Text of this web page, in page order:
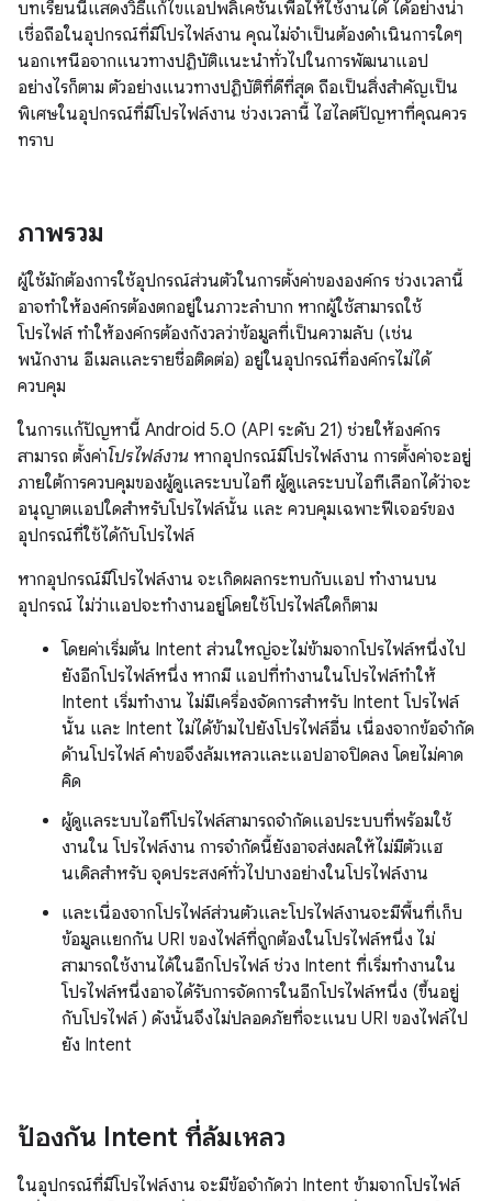
บทเรียนนี้แสดงวิธีแก้ไขแอปพลิเคชันเพื่อให้ใช้งานได้ ได้อย่างน่า
เชื่อถือในอุปกรณ์ที่มีโปรไฟล์งาน คุณไม่จำเป็นต้องดำเนินการใดๆ
นอกเหนือจากแนวทางปฏิบัติแนะนำทั่วไปในการพัฒนาแอป
อย่างไรก็ตาม ตัวอย่างแนวทางปฏิบัติที่ดีที่สุด ถือเป็นสิ่งสำคัญเป็น
พิเศษในอุปกรณ์ที่มีโปรไฟล์งาน ช่วงเวลานี้ ไฮไลต์ปัญหาที่คุณควร
ทราบ
ภาพรวม
ผู้ใช้มักต้องการใช้อุปกรณ์ส่วนตัวในการตั้งค่าขององค์กร ช่วงเวลานี้
อาจทำให้องค์กรต้องตกอยู่ในภาวะลำบาก หากผู้ใช้สามารถใช้
โปรไฟล์ ทำให้องค์กรต้องกังวลว่าข้อมูลที่เป็นความลับ (เช่น
พนักงาน อีเมลและรายชื่อติดต่อ) อยู่ในอุปกรณ์ที่องค์กรไม่ได้
ควบคุม
ในการแก้ปัญหานี้ Android 5.0 (API ระดับ 21) ช่วยให้องค์กร
สามารถ ตั้งค่าโปรไฟล์งาน หากอุปกรณ์มีโปรไฟล์งาน การตั้งค่าจะอยู่
ภายใต้การควบคุมของผู้ดูแลระบบไอที ผู้ดูแลระบบไอทีเลือกได้ว่าจะ
อนุญาตแอปใดสำหรับโปรไฟล์นั้น และ ควบคุมเฉพาะฟีเจอร์ของ
อุปกรณ์ที่ใช้ได้กับโปรไฟล์
หากอุปกรณ์มีโปรไฟล์งาน จะเกิดผลกระทบกับแอป ทำงานบน
อุปกรณ์ ไม่ว่าแอปจะทำงานอยู่โดยใช้โปรไฟล์ใดก็ตาม
โดยค่าเริ่มต้น Intent ส่วนใหญ่จะไม่ข้ามจากโปรไฟล์หนึ่งไป
ยังอีกโปรไฟล์หนึ่ง หากมี แอปที่ทำงานในโปรไฟล์ทำให้
Intent เริ่มทำงาน ไม่มีเครื่องจัดการสำหรับ Intent โปรไฟล์
นั้น และ Intent ไม่ได้ข้ามไปยังโปรไฟล์อื่น เนื่องจากข้อจำกัด
ด้านโปรไฟล์ คำขอจึงล้มเหลวและแอปอาจปิดลง โดยไม่คาด
คิด
ผู้ดูแลระบบไอทีโปรไฟล์สามารถจำกัดแอประบบที่พร้อมใช้
งานใน โปรไฟล์งาน การจำกัดนี้ยังอาจส่งผลให้ไม่มีตัวแฮ
นเดิลสำหรับ จุดประสงค์ทั่วไปบางอย่างในโปรไฟล์งาน
และเนื่องจากโปรไฟล์ส่วนตัวและโปรไฟล์งานจะมีพื้นที่เก็บ
ข้อมูลแยกกัน URI ของไฟล์ที่ถูกต้องในโปรไฟล์หนึ่ง ไม่
สามารถใช้งานได้ในอีกโปรไฟล์ ช่วง Intent ที่เริ่มทำงานใน
โปรไฟล์หนึ่งอาจได้รับการจัดการในอีกโปรไฟล์หนึ่ง (ขึ้นอยู่
กับโปรไฟล์ ) ดังนั้นจึงไม่ปลอดภัยที่จะแนบ URI ของไฟล์ไป
ยัง Intent
ป้องกัน Intent ที่ล้มเหลว
ในอุปกรณ์ที่มีโปรไฟล์งาน จะมีข้อจำกัดว่า Intent ข้ามจากโปรไฟล์